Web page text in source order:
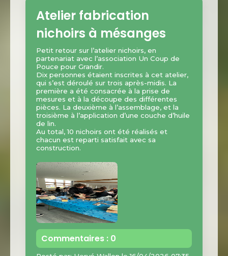
Atelier fabrication
nichoirs à mésanges
Petit retour sur l’atelier nichoirs, en
partenariat avec l’association Un Coup de
Pouce pour Grandir.
Dix personnes étaient inscrites à cet atelier,
qui s’est déroulé sur trois après-midis. La
première a été consacrée à la prise de
mesures et à la découpe des différentes
pièces. La deuxième à l’assemblage, et la
troisième à l’application d’une couche d’huile
de lin.
Au total, 10 nichoirs ont été réalisés et
chacun est reparti satisfait avec sa
construction.
Commentaires : 0